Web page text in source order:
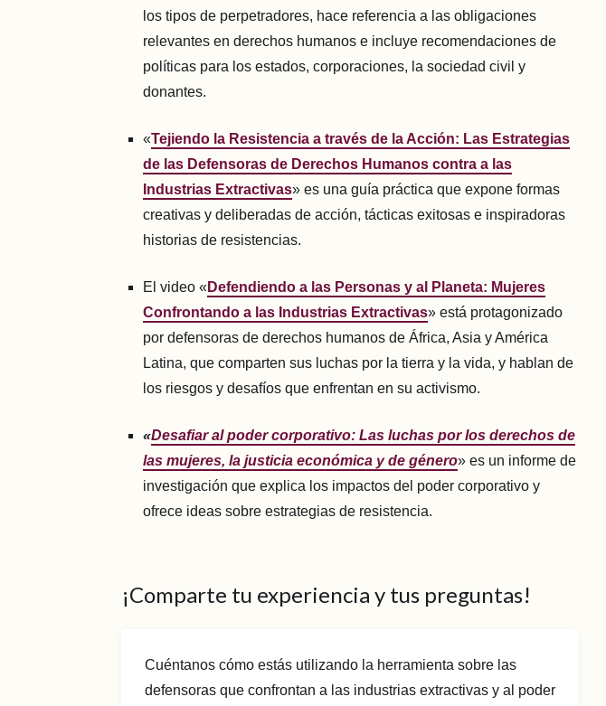
los tipos de perpetradores, hace referencia a las obligaciones
relevantes en derechos humanos e incluye recomendaciones de
políticas para los estados, corporaciones, la sociedad civil y
donantes.
«Tejiendo la Resistencia a través de la Acción: Las Estrategias
de las Defensoras de Derechos Humanos contra a las
Industrias Extractivas» es una guía práctica que expone formas
creativas y deliberadas de acción, tácticas exitosas e inspiradoras
historias de resistencias.
El video « Defendiendo a las Personas y al Planeta: Mujeres
Confrontando a las Industrias Extractivas» está protagonizado
por defensoras de derechos humanos de África, Asia y América
Latina, que comparten sus luchas por la tierra y la vida, y hablan de
los riesgos y desafíos que enfrentan en su activismo.
«Desafiar al poder corporativo: Las luchas por los derechos de
las mujeres, la justicia económica y de género» es un informe de
investigación que explica los impactos del poder corporativo y
ofrece ideas sobre estrategias de resistencia.
¡Comparte tu experiencia y tus preguntas!
Cuéntanos cómo estás utilizando la herramienta sobre las
defensoras que confrontan a las industrias extractivas y al poder